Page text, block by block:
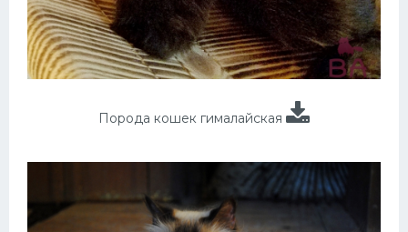
Порода кошек гималайская